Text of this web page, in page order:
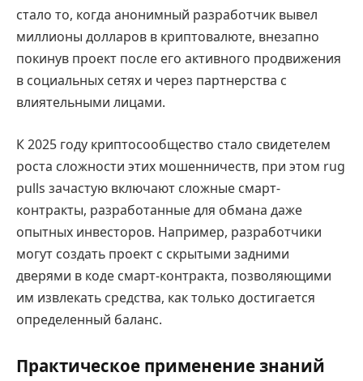
стало то, когда анонимный разработчик вывел
миллионы долларов в криптовалюте, внезапно
покинув проект после его активного продвижения
в социальных сетях и через партнерства с
влиятельными лицами.
К 2025 году криптосообщество стало свидетелем
роста сложности этих мошенничеств, при этом rug
pulls зачастую включают сложные смарт-
контракты, разработанные для обмана даже
опытных инвесторов. Например, разработчики
могут создать проект с скрытыми задними
дверями в коде смарт-контракта, позволяющими
им извлекать средства, как только достигается
определенный баланс.
Практическое применение знаний